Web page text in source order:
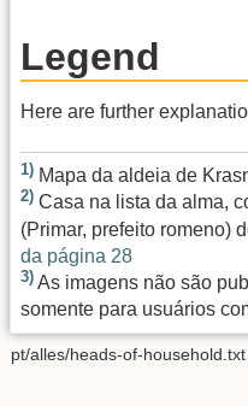
Legend
Here are further
1) Mapa da aldeia de
2) Casa na lista da alma,
(Primar, prefeito romeno)
da página 28
3) As imagens não são
somente para usuários
pt/alles/heads-of-household.txt